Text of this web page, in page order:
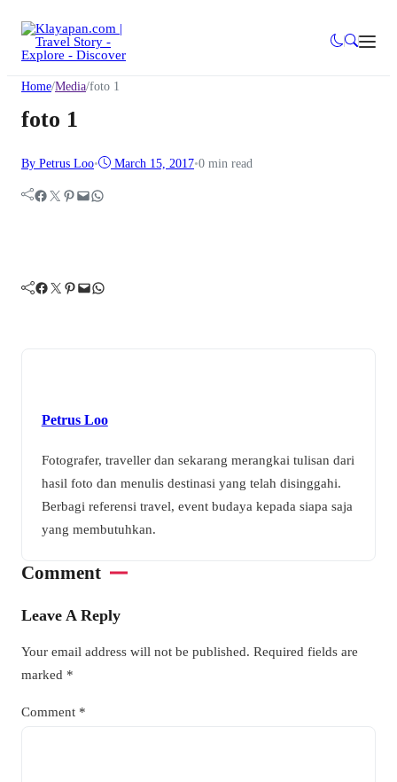
Home/Media/foto 1
foto 1
By Petrus Loo• March 15, 2017•0 min read
Facebook Twitter Pinterest Mail WhatsApp
Facebook Twitter Pinterest Mail WhatsApp
Petrus Loo
Fotografer, traveller dan sekarang merangkai tulisan dari
hasil foto dan menulis destinasi yang telah disinggahi.
Berbagi referensi travel, event budaya kepada siapa saja
yang membutuhkan.
Comment
Leave A Reply
Your email address will not be published. Required fields are
marked *
Comment *